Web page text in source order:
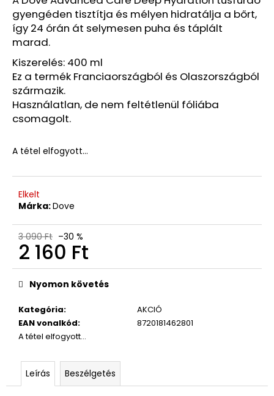
gyengéden tisztítja és mélyen hidratálja a bőrt,
így 24 órán át selymesen puha és táplált
marad.
Kiszerelés: 400 ml
Ez a termék Franciaországból és Olaszországból
származik.
Használatlan, de nem feltétlenül fóliába
csomagolt.
A tétel elfogyott…
Elkelt
Márka:Dove
3 090 Ft –30 %
2 160 Ft
Egységár:
Kategória:
AKCIÓ
EAN vonalkód:
8720181462801
A tétel elfogyott…
Nyomon követés
Leírás Beszélgetés
6/26)
4
410
Ft
8
820
Ft